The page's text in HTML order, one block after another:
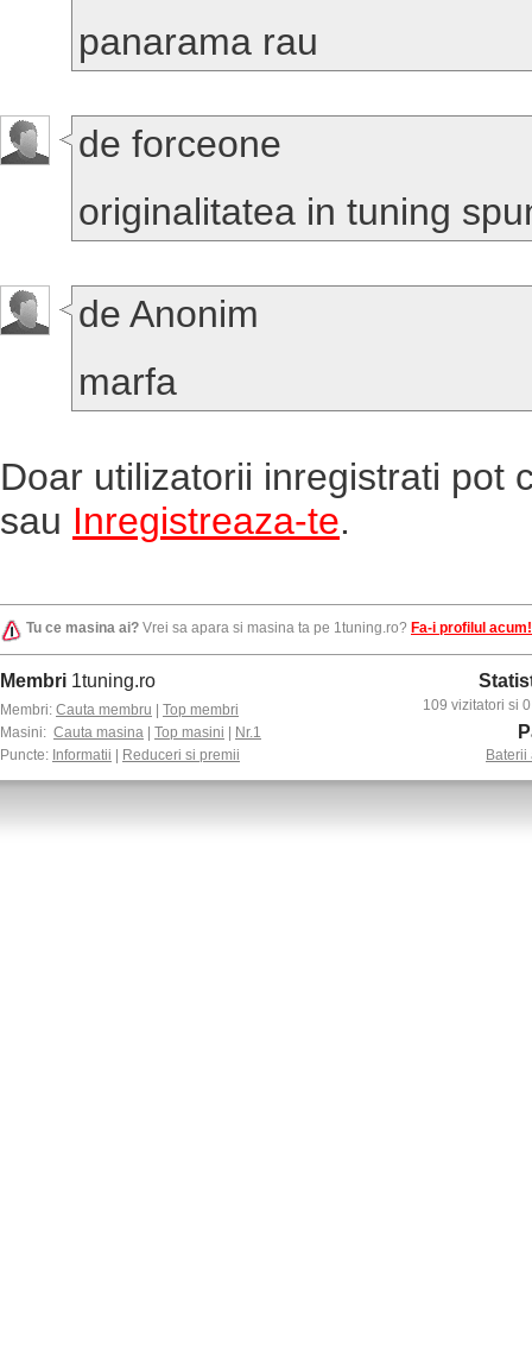
panarama rau
de forceone
originalitatea in tuning
de Anonim
marfa
Doar utilizatorii inregistrati pot
sau Inregistreaza-te.
Tu ce masina ai? Vrei sa apara si masina ta pe 1tuning.ro? Fa-i profilul acum!
Membri 1tuning.ro
Membri: Cauta membru
Top membri
Masini: Cauta masina Top masini
Nr.1
Puncte: Informatii Reduceri si premii
109 vizitatori si